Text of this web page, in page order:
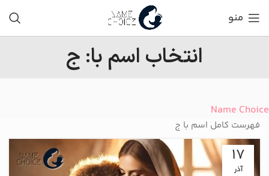
منو
انتخاب اسم با: ج
Name Choice
فهرست کامل اسم با ج
17
آذر